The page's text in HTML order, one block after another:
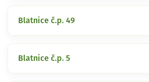
Blatnice č.p. 49
Blatnice č.p. 5